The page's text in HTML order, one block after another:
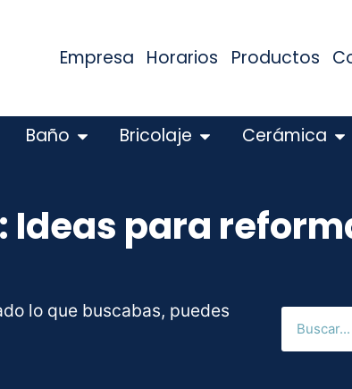
Empresa Horarios Productos
Baño Bricolaje Cerámica
Ideas para
lo que buscabas, puedes